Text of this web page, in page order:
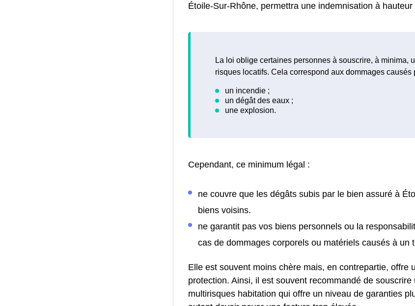
Étoile-Sur-Rhône, permettra une indemnisation à
La loi oblige certaines personnes à souscrire, à minima,
risques locatifs. Cela correspond aux dommages causés
Cependant, ce minimum légal :
ne couvre que les dégâts subis par le bien assuré à
biens voisins.
ne garantit pas vos biens personnels ou la
cas de dommages corporels ou matériels causés à un
Elle est souvent moins chère mais, en contrepartie, offre
protection. Ainsi, il est souvent recommandé de
multirisques habitation qui offre un niveau de garanties